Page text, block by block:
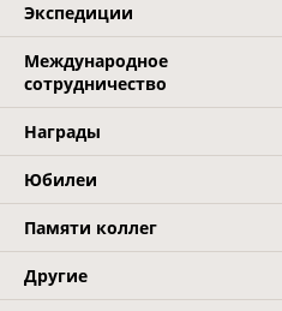
Экспедиции
Международное
сотрудничество
Награды
Юбилеи
Памяти коллег
Другие